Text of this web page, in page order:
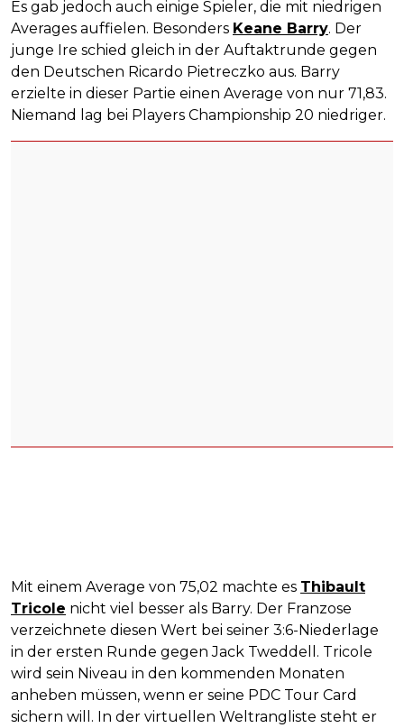
Es gab jedoch auch einige Spieler, die mit niedrigen
Averages auffielen. Besonders Keane Barry. Der
junge Ire schied gleich in der Auftaktrunde gegen
den Deutschen Ricardo Pietreczko aus. Barry
erzielte in dieser Partie einen Average von nur 71,83.
Niemand lag bei Players Championship 20 niedriger.
Mit einem Average von 75,02 machte es Thibault
Tricole nicht viel besser als Barry. Der Franzose
verzeichnete diesen Wert bei seiner 3:6-Niederlage
in der ersten Runde gegen Jack Tweddell. Tricole
wird sein Niveau in den kommenden Monaten
anheben müssen, wenn er seine PDC Tour Card
sichern will. In der virtuellen Weltrangliste steht er